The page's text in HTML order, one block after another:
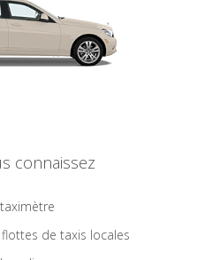
connaissez
de taxis locales